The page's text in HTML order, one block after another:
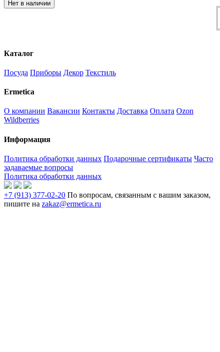
Нет в наличии
Каталог
Посуда Приборы Декор Текстиль
Ermetica
О компании Вакансии Контакты Доставка Оплата Ozon
Wildberries
Информация
Политика обработки данных Подарочные сертификаты Часто
задаваемые вопросы
Политика обработки данных
+7 (913) 377-02-20 По вопросам, связанным с вашим заказом,
пишите на zakaz@ermetica.ru